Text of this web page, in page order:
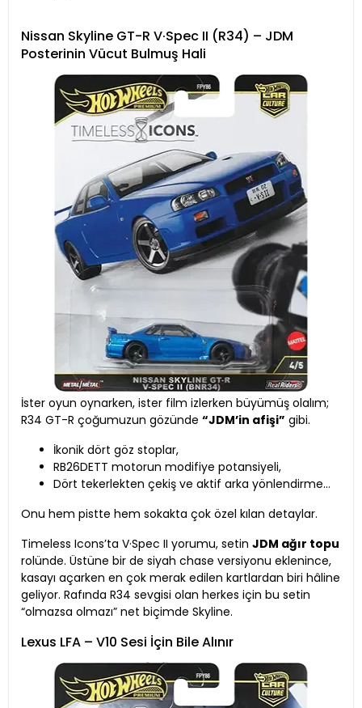
Nissan Skyline GT-R V·Spec II (R34) – JDM
Posterinin Vücut Bulmuş Hali
İster oyun oynarken, ister film izlerken büyümüş olalım;
R34 GT-R çoğumuzun gözünde “JDM’in afişi” gibi.
İkonik dört göz stoplar,
RB26DETT motorun modifiye potansiyeli,
Dört tekerlekten çekiş ve aktif arka yönlendirme…
Onu hem pistte hem sokakta çok özel kılan detaylar.
Timeless Icons’ta V·Spec II yorumu, setin JDM ağır topu
rolünde. Üstüne bir de siyah chase versiyonu eklenince,
kasayı açarken en çok merak edilen kartlardan biri hâline
geliyor. Rafında R34 sevgisi olan herkes için bu setin
“olmazsa olmazı” net biçimde Skyline.
Lexus LFA – V10 Sesi İçin Bile Alınır